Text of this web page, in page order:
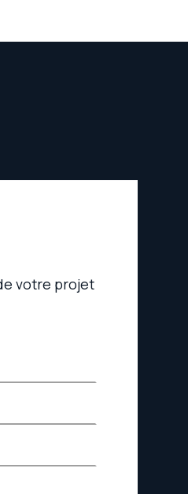
votre projet